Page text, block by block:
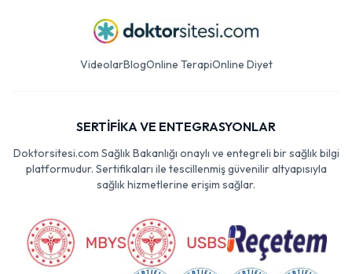
VideolarBlogOnline TerapiOnline Diyet
SERTİFİKA VE ENTEGRASYONLAR
Doktorsitesi.com Sağlık Bakanlığı onaylı ve entegreli bir sağlık bilgi
platformudur. Sertifikaları ile tescillenmiş güvenilir altyapısıyla
sağlık hizmetlerine erişim sağlar.